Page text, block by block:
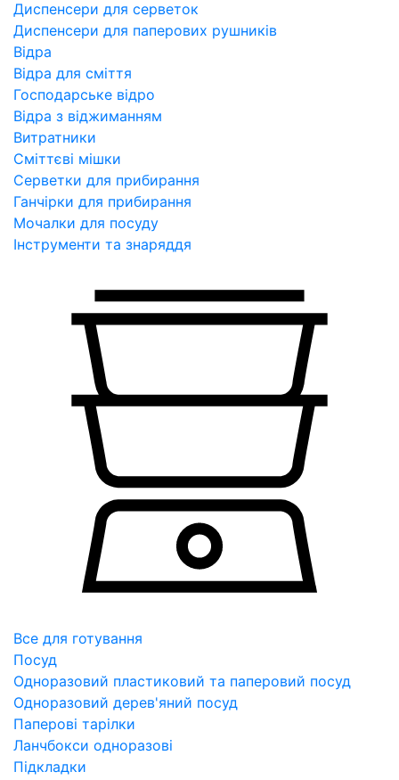
Диспенсери для серветок
Диспенсери для паперових рушників
Відра
Відра для сміття
Господарське відро
Відра з віджиманням
Витратники
Сміттєві мішки
Серветки для прибирання
Ганчірки для прибирання
Мочалки для посуду
Інструменти та знаряддя
Все для готування
Посуд
Одноразовий пластиковий та паперовий посуд
Одноразовий дерев'яний посуд
Паперові тарілки
Ланчбокси одноразові
Підкладки